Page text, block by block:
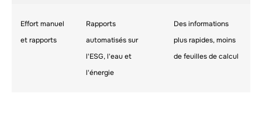
Effort manuel
et rapports
Rapports
automatisés sur
l'ESG, l'eau et
l'énergie
Des informations
plus rapides, moins
de feuilles de calcul